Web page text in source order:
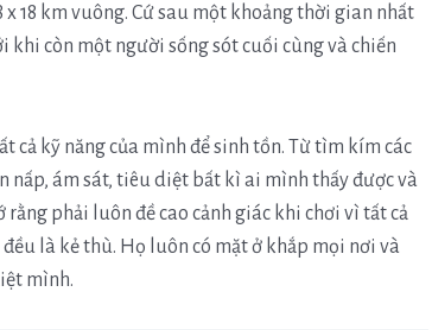
18 km vuông. Cứ sau một khoảng thời gian nhất
khi còn một người sống sót cuối cùng và chiến
cả kỹ năng của mình để sinh tồn. Từ tìm kím các
nấp, ám sát, tiêu diệt bất kì ai mình thấy được và
rằng phải luôn đề cao cảnh giác khi chơi vì tất cả
là kẻ thù. Họ luôn có mặt ở khắp mọi nơi và
mình.